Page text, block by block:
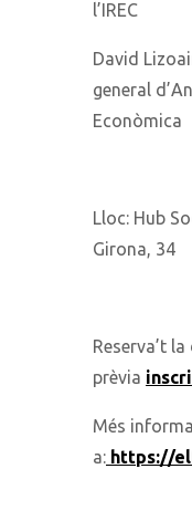
l’IREC
David
general
Econòmica
Lloc: Hub
Girona, 34
Reserva’t la
prèvia
Més
a: https://